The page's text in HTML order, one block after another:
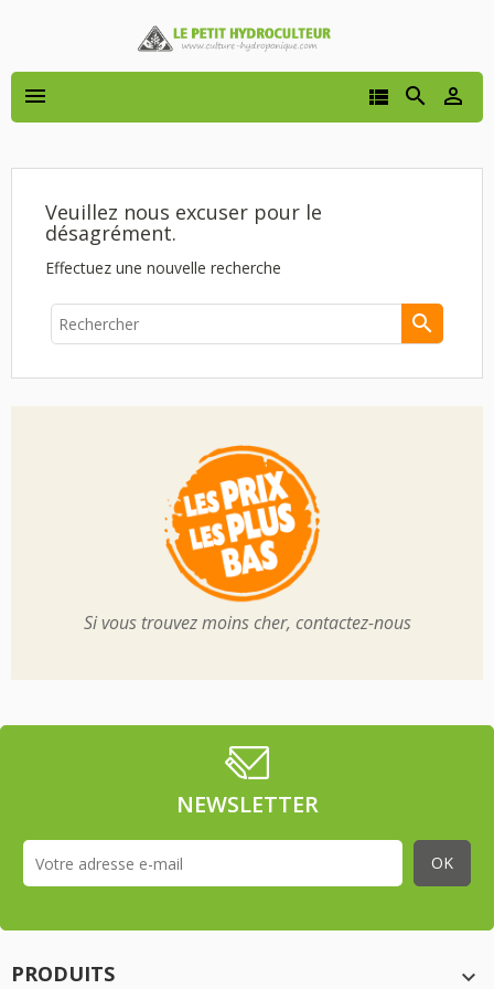
 


Veuillez nous excuser pour le
désagrément.
Effectuez une nouvelle recherche

Si vous trouvez moins cher, contactez-nous
NEWSLETTER
PRODUITS 